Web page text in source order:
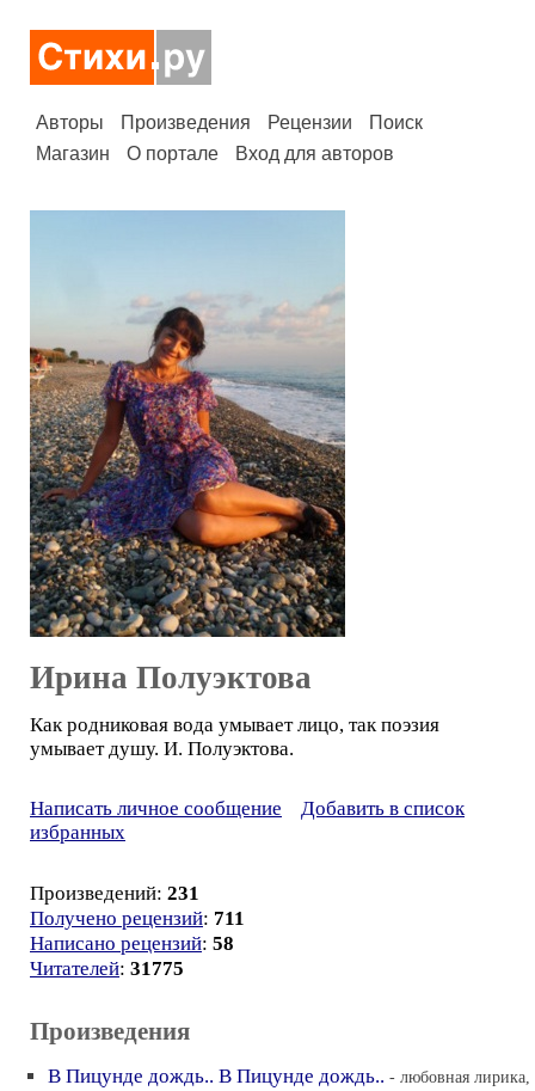
Авторы Произведения Рецензии
Поиск
Магазин
О портале Вход для авторов
Ирина Полуэктова
Как родниковая вода умывает лицо, так поэзия
умывает душу. И. Полуэктова.
Написать личное сообщение
Добавить в список
избранных
Произведений: 231
Получено рецензий: 711
Написано рецензий: 58
Читателей: 31775
Произведения
В Пицунде дождь.. В Пицунде дождь.. - любовная лирика,